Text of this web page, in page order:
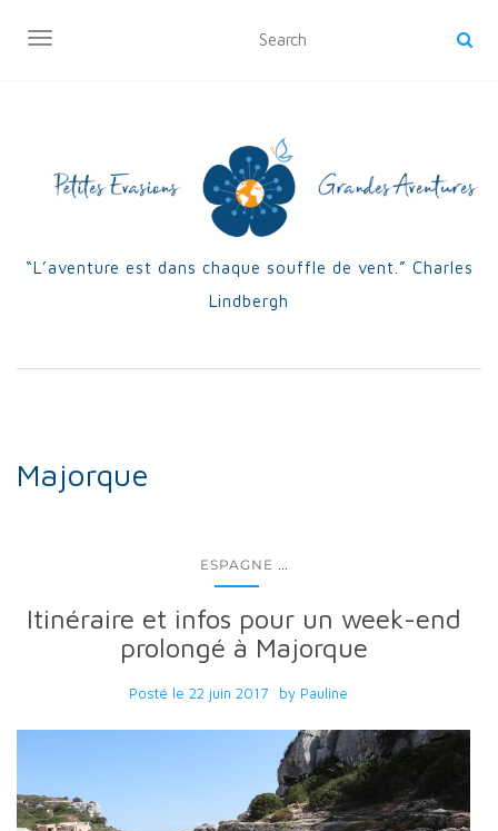
OUVRIR/FERMER LA NAVIGATION
“L’aventure est dans chaque souffle de vent.” Charles
Lindbergh
Majorque
ESPAGNE
Itinéraire et infos pour un week-end
prolongé à Majorque
Posté le 22 juin 2017 by Pauline